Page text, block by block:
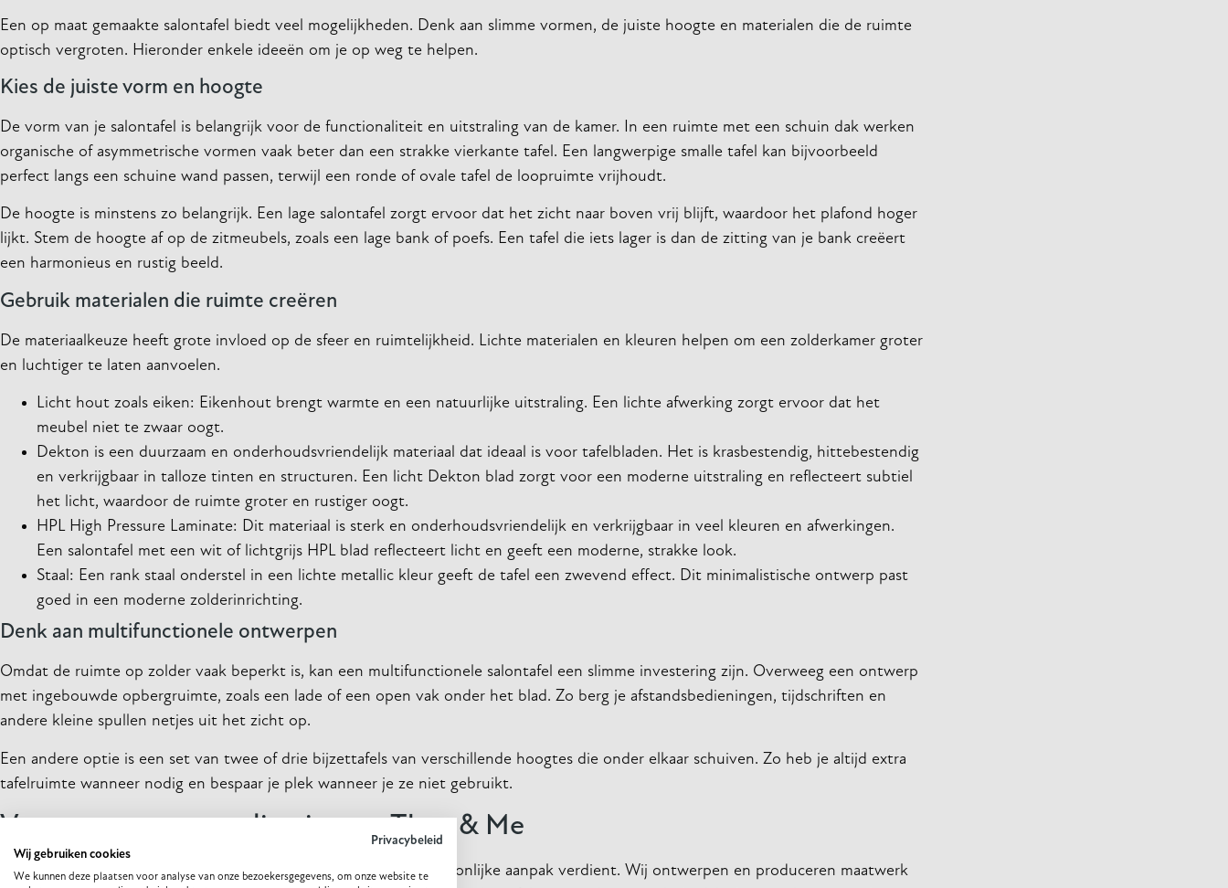
Een op maat gemaakte salontafel biedt veel mogelijkheden. Denk aan slimme vormen, de juiste hoogte en materialen die de ruimte
optisch vergroten. Hieronder enkele ideeën om je op weg te helpen.
Kies de juiste vorm en hoogte
De vorm van je salontafel is belangrijk voor de functionaliteit en uitstraling van de kamer. In een ruimte met een schuin dak werken
organische of asymmetrische vormen vaak beter dan een strakke vierkante tafel. Een langwerpige smalle tafel kan bijvoorbeeld
perfect langs een schuine wand passen, terwijl een ronde of ovale tafel de loopruimte vrijhoudt.
De hoogte is minstens zo belangrijk. Een lage salontafel zorgt ervoor dat het zicht naar boven vrij blijft, waardoor het plafond hoger
lijkt. Stem de hoogte af op de zitmeubels, zoals een lage bank of poefs. Een tafel die iets lager is dan de zitting van je bank creëert
een harmonieus en rustig beeld.
Gebruik materialen die ruimte creëren
De materiaalkeuze heeft grote invloed op de sfeer en ruimtelijkheid. Lichte materialen en kleuren helpen om een zolderkamer groter
en luchtiger te laten aanvoelen.
Licht hout zoals eiken: Eikenhout brengt warmte en een natuurlijke uitstraling. Een lichte afwerking zorgt ervoor dat het
meubel niet te zwaar oogt.
Dekton is een duurzaam en onderhoudsvriendelijk materiaal dat ideaal is voor tafelbladen. Het is krasbestendig, hittebestendig
en verkrijgbaar in talloze tinten en structuren. Een licht Dekton blad zorgt voor een moderne uitstraling en reflecteert subtiel
het licht, waardoor de ruimte groter en rustiger oogt.
HPL High Pressure Laminate: Dit materiaal is sterk en onderhoudsvriendelijk en verkrijgbaar in veel kleuren en afwerkingen.
Een salontafel met een wit of lichtgrijs HPL blad reflecteert licht en geeft een moderne, strakke look.
Staal: Een rank staal onderstel in een lichte metallic kleur geeft de tafel een zwevend effect. Dit minimalistische ontwerp past
goed in een moderne zolderinrichting.
Denk aan multifunctionele ontwerpen
Omdat de ruimte op zolder vaak beperkt is, kan een multifunctionele salontafel een slimme investering zijn. Overweeg een ontwerp
met ingebouwde opbergruimte, zoals een lade of een open vak onder het blad. Zo berg je afstandsbedieningen, tijdschriften en
andere kleine spullen netjes uit het zicht op.
Een andere optie is een set van twee of drie bijzettafels van verschillende hoogtes die onder elkaar schuiven. Zo heb je altijd extra
tafelruimte wanneer nodig en bespaar je plek wanneer je ze niet gebruikt.
Van ontwerp tot realisatie met They & Me
Bij They & Me begrijpen we dat elke ruimte uniek is en een persoonlijke aanpak verdient. Wij ontwerpen en produceren maatwerk
Privacybeleid
Wij gebruiken cookies
We kunnen deze plaatsen voor analyse van onze bezoekersgegevens, om onze website te